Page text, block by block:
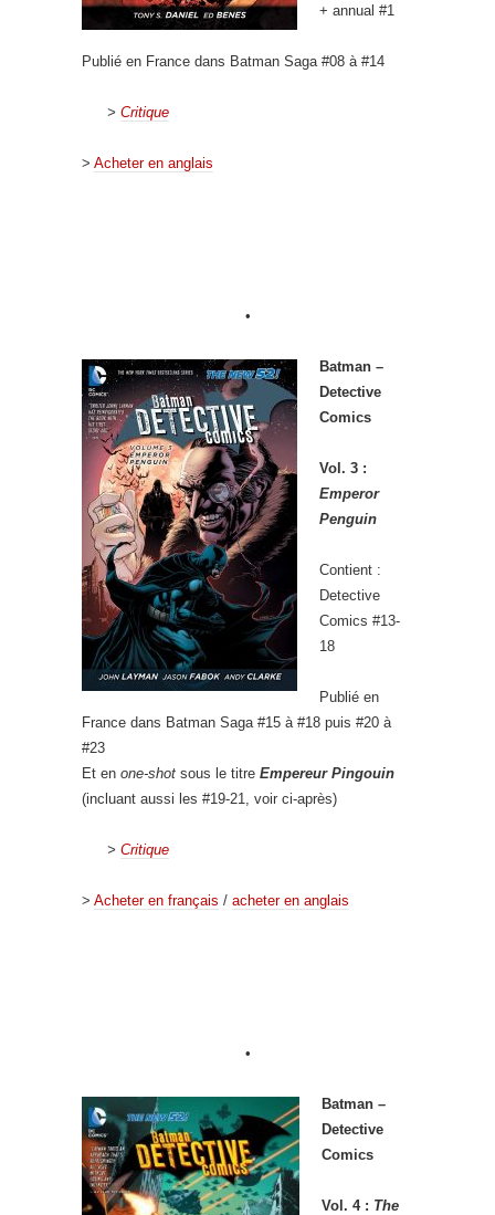
+ annual #1
Publié en France dans Batman Saga #08 à #14
> Critique
> Acheter en anglais
•
Batman –
Detective
Comics
Vol. 3 :
Emperor
Penguin
Contient :
Detective
Comics #13-
18
Publié en
France dans Batman Saga #15 à #18 puis #20 à
#23
Et en one-shot sous le titre Empereur Pingouin
(incluant aussi les #19-21, voir ci-après)
> Critique
> Acheter en français / acheter en anglais
•
Batman –
Detective
Comics
Vol. 4 : The